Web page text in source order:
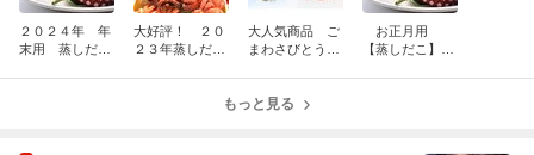
２０２４年 年
末用 蒸しだ
大好評！ ２０
２３年蒸しだこ
大人気商品 ご
まわさびとうめ
お正月用
【蒸しだこ】予
もっと見る